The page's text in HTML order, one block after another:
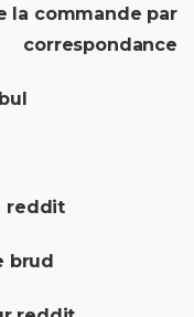
la commande par
correspondance
reddit
brud